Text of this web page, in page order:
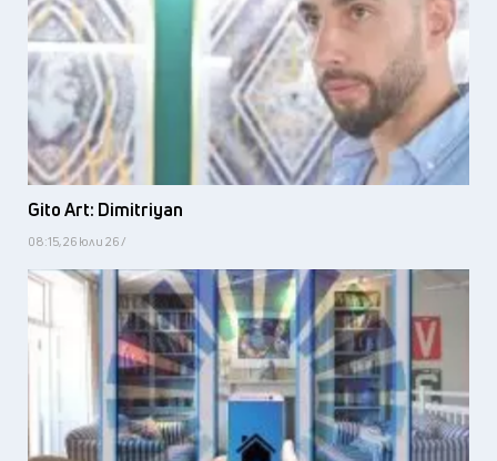
Gito Art: Dimitriyan
08:15, 26 юли 26 /